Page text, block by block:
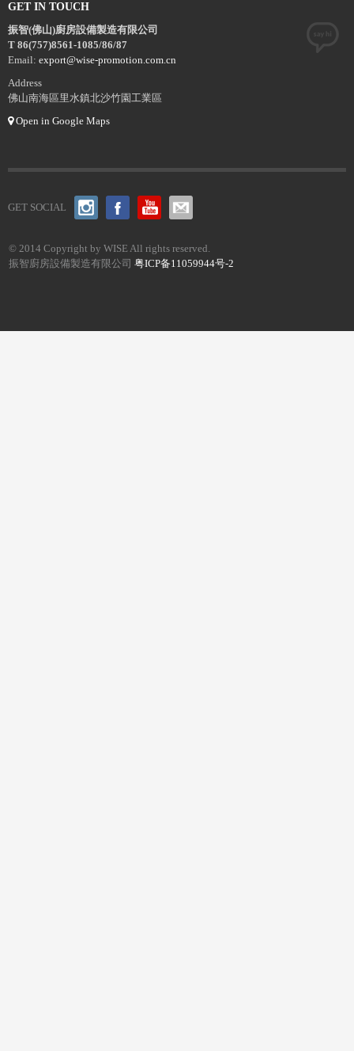
GET IN TOUCH
振智(佛山)廚房設備製造有限公司
T 86(757)8561-1085/86/87
Email: export@wise-promotion.com.cn
Address
佛山南海區里水鎮北沙竹園工業區
Open in Google Maps
GET SOCIAL
© 2014 Copyright by WISE All rights reserved.
振智廚房設備製造有限公司 粤ICP备11059944号-2